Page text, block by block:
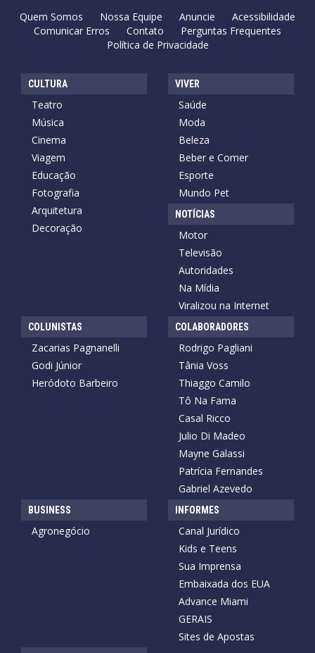
Quem Somos Nossa Equipe Anuncie
Acessibilidade
Comunicar Erros
Contato
Perguntas Frequentes
Política de Privacidade
CULTURA
Teatro
Música
Cinema
Viagem
Educação
Fotografia
Arquitetura
Decoração
VIVER
Saúde
Moda
Beleza
Beber e Comer
Esporte
Mundo Pet
NOTÍCIAS
Motor
Televisão
Autoridades
Na Mídia
Viralizou na Internet
COLUNISTAS
Zacarias Pagnanelli
Godi Júnior
Heródoto Barbeiro
COLABORADORES
Rodrigo Pagliani
Tânia Voss
Thiaggo Camilo
Tô Na Fama
Casal Ricco
Julio Di Madeo
Mayne Galassi
Patrícia Fernandes
Gabriel Azevedo
BUSINESS
Agronegócio
INFORMES
Canal Jurídico
Kids e Teens
Sua Imprensa
Embaixada dos EUA
Advance Miami
GERAIS
Sites de Apostas